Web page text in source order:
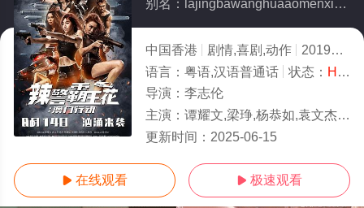
HD
别名：lajingbawanghuaaomenxingdongyueyu
中国香港 剧情,喜剧,动作 2019
语言： 粤语,汉语普通话 状态： HD
-
导演： 李志伦
主演： 谭耀文,梁琤,杨恭如,袁文杰,何珮瑜,林明祯,唐文龙,邓洢玲,吕珊,陆诗韵,赵善恒,杨潮凯,钟浩贤,吴云甫,谢可逸,张文杰,小
更新时间： 2025-06-15
 在线观看  极速观看